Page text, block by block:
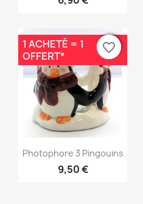
Aperçu rapide
Photophore 3 Pingouins
9,50 €
1 ACHETÉ = 1
OFFERT*
favorite_border
favorite_border